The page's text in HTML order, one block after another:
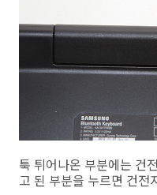
툭 튀어나온 부분에는 건
고 된 부분을 누르면 건전